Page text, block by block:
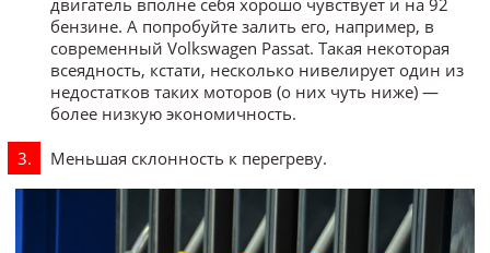
двигатель вполне себя хорошо чувствует и на 92
бензине. А попробуйте залить его, например, в
современный Volkswagen Passat. Такая некоторая
всеядность, кстати, несколько нивелирует один из
недостатков таких моторов (о них чуть ниже) —
более низкую экономичность.
Меньшая склонность к перегреву.